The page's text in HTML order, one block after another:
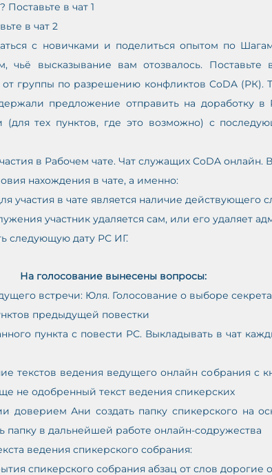
Поставьте в чат 1
в чат 2
с новичками и поделиться опытом по
высказывание вам отозвалось. Поставьте
группы по разрешению конфликтов CoDA (РК).
предложение отправить на доработку в
(для тех пунктов, где это возможно) с
в Рабочем чате. Чат служащих CoDA онлайн.
нахождения в чате, а именно:
участия в чате является наличие действующего
участник удаляется сам, или его удаляет
следующую дату РС ИГ.
На голосование вынесены вопросы:
встречи: Юля. Голосование о выборе
предыдущей повестки
пункта с повести РС. Выкладывать в чат
текстов ведения ведущего онлайн собрания с
не одобренный текст ведения спикерских
доверием Ани создать папку спикерского на
папку в дальнейшей работе онлайн-содружества
ведения спикерского собрания:
спикерского собрания абзац от слов дорогие